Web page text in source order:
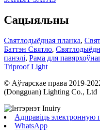
Сацыяльны
Святлодыёдная планка,
Баттэн Святло,
панэлі, Рама для
Triproof Light
© Аўтарскае права 2019-
(Dongguan) Lighting Co., Ltd
Адправіць электронную
WhatsApp